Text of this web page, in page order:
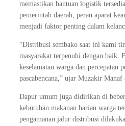
memastikan bantuan logistik
pemerintah daerah, peran aparat
menjadi faktor penting dalam
“Distribusi sembako saat ini kami
masyarakat terpenuhi dengan baik.
keselamatan warga dan percepatan
pascabencana,” ujar Muzakir Manaf
Dapur umum juga didirikan di
kebutuhan makanan harian warga
pengamanan jalur distribusi